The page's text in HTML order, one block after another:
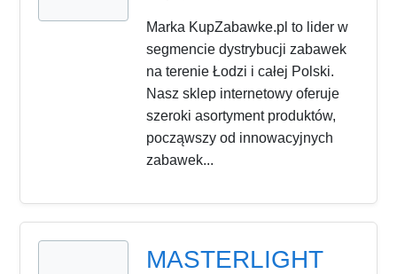
Marka KupZabawke.pl to lider w
segmencie dystrybucji zabawek
na terenie Łodzi i całej Polski.
Nasz sklep internetowy oferuje
szeroki asortyment produktów,
począwszy od innowacyjnych
zabawek...
MASTERLIGHT